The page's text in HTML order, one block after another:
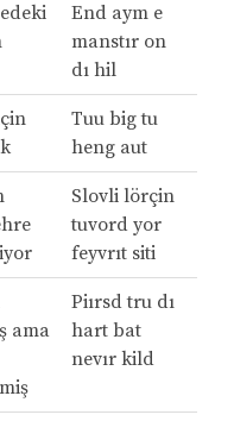
End aym e
manstır on
dı hil
Tuu big tu
heng aut
Slovli lörçin
tuvord yor
feyvrıt siti
ama
Piırsd tru dı
hart bat
nevır kild